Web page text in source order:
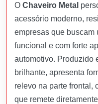
O Chaveiro Metal
acessório moderno,
empresas que buscam
funcional e com forte
automotivo. Produzido
brilhante, apresenta
relevo na parte frontal,
que remete